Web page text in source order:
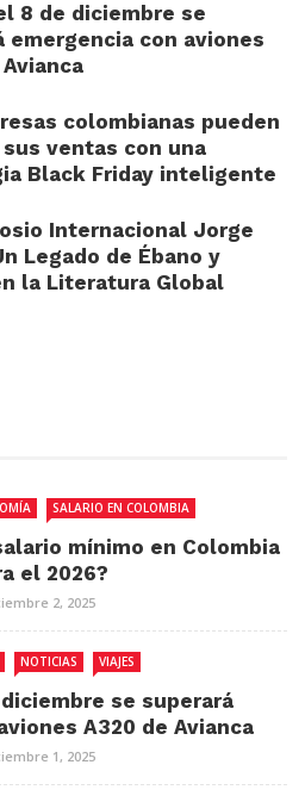
8 de diciembre se
emergencia con aviones
colombianas pueden
ventas con una
Black Friday inteligente
Internacional Jorge
Legado de Ébano y
la Literatura Global
SALARIO EN COLOMBIA
mínimo en Colombia
el 2026?
2, 2025
NOTICIAS VIAJES
se superará
A320 de Avianca
1, 2025